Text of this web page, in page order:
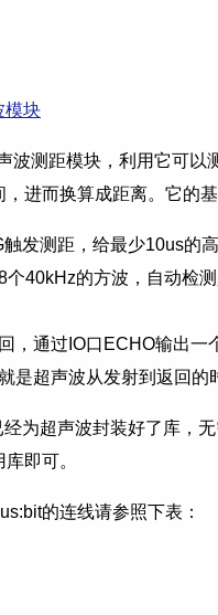
模块
波测距模块，利用它可以
进而换算成距离。它的基
发测距，给最少10us的
个40kHz的方波，自动检
，通过IO口ECHO输出一
是超声波从发射到返回的
为超声波封装好了库，
即可。
的连线请参照下表：